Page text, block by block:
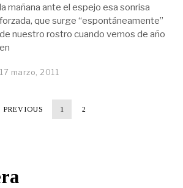
la mañana ante el espejo esa sonrisa
forzada, que surge “espontáneamente”
de nuestro rostro cuando vemos de año
en
17 marzo, 2011
PREVIOUS 1 2